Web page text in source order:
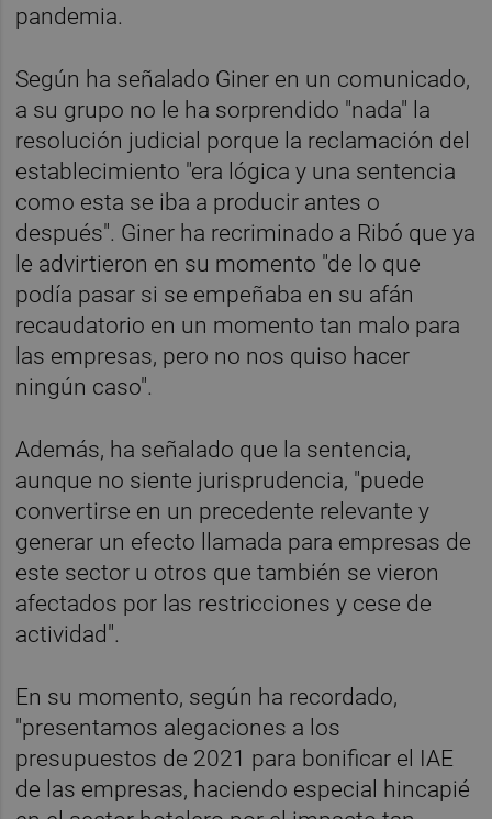
pandemia.
Según ha señalado Giner en un comunicado,
a su grupo no le ha sorprendido "nada" la
resolución judicial porque la reclamación del
establecimiento "era lógica y una sentencia
como esta se iba a producir antes o
después". Giner ha recriminado a Ribó que ya
le advirtieron en su momento "de lo que
podía pasar si se empeñaba en su afán
recaudatorio en un momento tan malo para
las empresas, pero no nos quiso hacer
ningún caso".
Además, ha señalado que la sentencia,
aunque no siente jurisprudencia, "puede
convertirse en un precedente relevante y
generar un efecto llamada para empresas de
este sector u otros que también se vieron
afectados por las restricciones y cese de
actividad".
En su momento, según ha recordado,
"presentamos alegaciones a los
presupuestos de 2021 para bonificar el IAE
de las empresas, haciendo especial hincapié